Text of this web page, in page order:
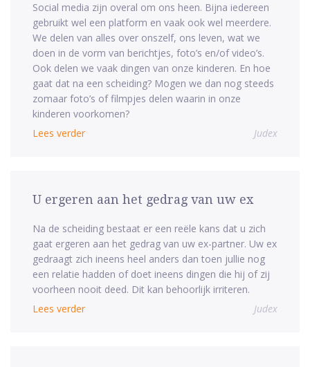
Social media zijn overal om ons heen. Bijna iedereen
gebruikt wel een platform en vaak ook wel meerdere.
We delen van alles over onszelf, ons leven, wat we
doen in de vorm van berichtjes, foto’s en/of video’s.
Ook delen we vaak dingen van onze kinderen. En hoe
gaat dat na een scheiding? Mogen we dan nog steeds
zomaar foto’s of filmpjes delen waarin in onze
kinderen voorkomen?
Lees verder
Judex
U ergeren aan het gedrag van uw ex
Na de scheiding bestaat er een reële kans dat u zich
gaat ergeren aan het gedrag van uw ex-partner. Uw ex
gedraagt zich ineens heel anders dan toen jullie nog
een relatie hadden of doet ineens dingen die hij of zij
voorheen nooit deed. Dit kan behoorlijk irriteren.
Lees verder
Judex